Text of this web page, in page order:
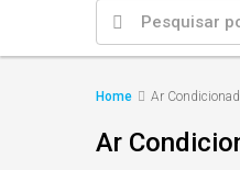
Home Ar
Ar